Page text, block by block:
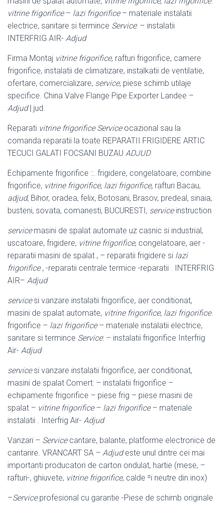
vitrine frigorifice– lazi frigorifice– materiale instalatii
electrice, sanitare si termince Service: – instalatii
INTERFRIG AIR- Adjud
Firma Montaj vitrine frigorifice, rafturi frigorifice, camere
frigorifice, instalatii de climatizare, instalkatii de ventilatie,
ofertare, comercializare, service, piese schimb utilaje
specifice. China Valve Flange Pipe Exporter Landee –
Adjud| jud.
Reparati vitrine frigorifice Serviceocazional sau la
comanda reparatii la toate REPARATII FRIGIDERE ARTIC
TECUCI GALATI FOCSANI BUZAU ADJUD
Echipamente frigorifice ::. frigidere, congelatoare, combine
frigorifice, vitrine frigorifice, lazi frigorifice, rafturi Bacau,
adjud, Bihor, oradea, felix, Botosani, Brasov, predeal, sinaia,
busteni, sovata, comanesti, BUCURESTI, serviceinstruction
servicemasini de spalat automate uz casnic si industrial,
uscatoare, frigidere, vitrine frigorifice, congelatoare, aer -
reparatii masini de spalat , – reparatii frigidere si lazi
frigorifice, -reparatii centrale termice -reparatii . INTERFRIG
AIR– Adjud
servicesi vanzare instalatii frigorifice, aer conditionat,
masini de spalat automate, vitrine frigorifice, lazi frigorifice.
frigorifice – lazi frigorifice– materiale instalatii electrice,
sanitare si termince Service: – instalatii frigorifice Interfrig
Air- Adjud
servicesi vanzare instalatii frigorifice, aer conditionat,
masini de spalat Comert: – instalatii frigorifice –
echipamente frigorifice – piese frig – piese masini de
spalat – vitrine frigorifice– lazi frigorifice– materiale
instalatii . Interfrig Air- Adjud
Vanzari – Servicecantare, balante, platforme electronice de
cantarire. VRANCART SA – Adjudeste unul dintre cei mai
importanti producatori de carton ondulat, hartie (mese, –
rafturi-, ghiuvete, vitrine frigorifice, calde ºi neutre din inox)
–Serviceprofesional cu garantie -Piese de schimb originale